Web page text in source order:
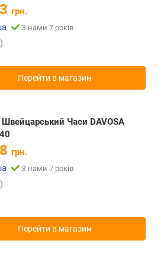
грн.
З нами 7 років
Перейти в магазин
Часи DAVOSA
грн.
З нами 7 років
Перейти в магазин